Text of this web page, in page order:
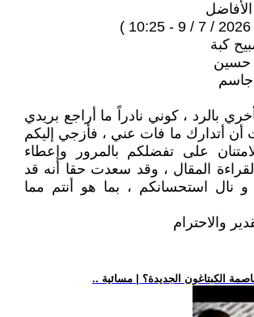
كبة
حسين
جاسم
بالرد ، كوني نادراً ما أراجع بريدي
أن أتدارك ما فات عني ، فأزجي إليكم
على تفضلكم بالمرور وإعطاء
المقال ، وقد سعدت حقا أنه قد
نال استحسانكم ، بما هو أنتم مما
والاحترام
الكبتاغون الجديدة؟ | مسائية